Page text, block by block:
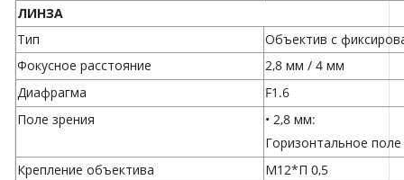
ЛИНЗА
Тип
Объектив с
Фокусное расстояние
2,8 мм / 4 мм
Диафрагма
F1.6
Поле зрения
• 2,8 мм:
Горизонтальное
Крепление объектива
М12*П 0,5